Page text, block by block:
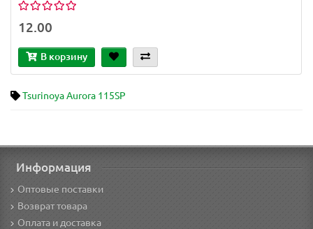
12.00
В корзину
Tsurinoya Aurora 115SP
Информация
Оптовые поставки
Возврат товара
Оплата и доставка